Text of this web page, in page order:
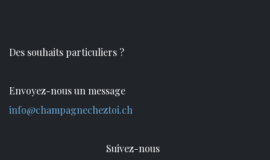
Des souhaits particuliers ?
Envoyez-nous un message
info@champagnecheztoi.ch
Suivez-nous